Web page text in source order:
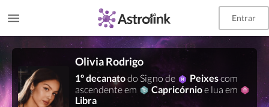
Entrar
Olivia Rodrigo
1º decanatodo Signo de Peixescom
ascendente em
Capricórnioe lua em
Libra